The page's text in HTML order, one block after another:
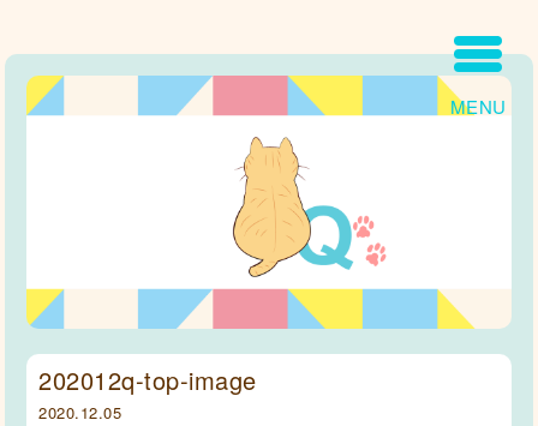
MENU
202012q-top-image
2020.12.05